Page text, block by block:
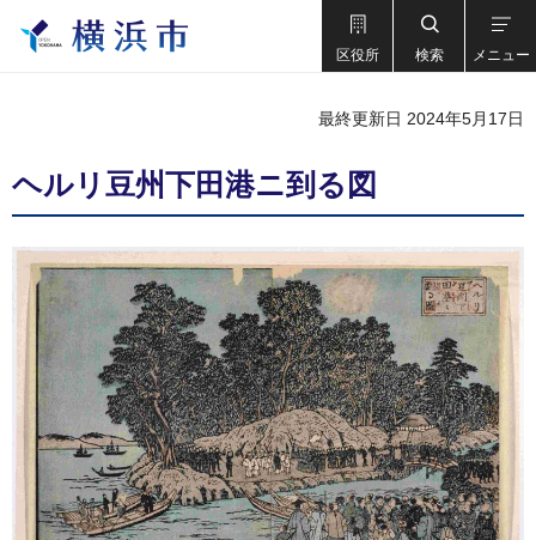
区役所 検索 メニュー
最終更新日 2024年5月17日
ヘルリ豆州下田港ニ到る図